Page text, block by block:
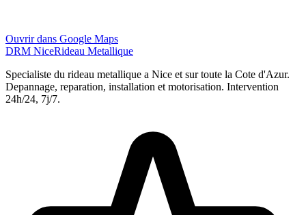
Ouvrir dans Google Maps
DRM NiceRideau Metallique
Specialiste du rideau metallique a Nice et sur toute la Cote d'Azur.
Depannage, reparation, installation et motorisation. Intervention
24h/24, 7j/7.